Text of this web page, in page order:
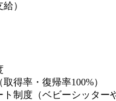
）
得率・復帰率100%）
制度（ベビーシッター